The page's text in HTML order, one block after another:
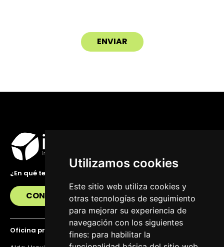
Utilizamos cookies
Este sitio web utiliza cookies y
otras tecnologías de seguimiento
para mejorar su experiencia de
navegación con los siguientes
fines: para habilitar la
¿En qué te podemos ayudar?
CONTÁCTANOS
Oficina principal